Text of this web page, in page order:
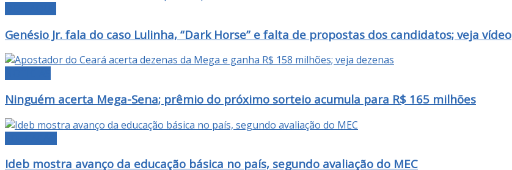
Genésio Jr. fala do caso Lulinha, “Dark Horse” e falta de propostas dos candidatos; veja vídeo
Ninguém acerta Mega-Sena; prêmio do próximo sorteio acumula para R$ 165 milhões
Ideb mostra avanço da educação básica no país, segundo avaliação do MEC